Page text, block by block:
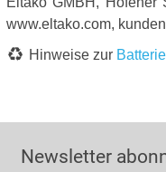
www.eltako.com,
Hinweise zur Batterie
Newsletter